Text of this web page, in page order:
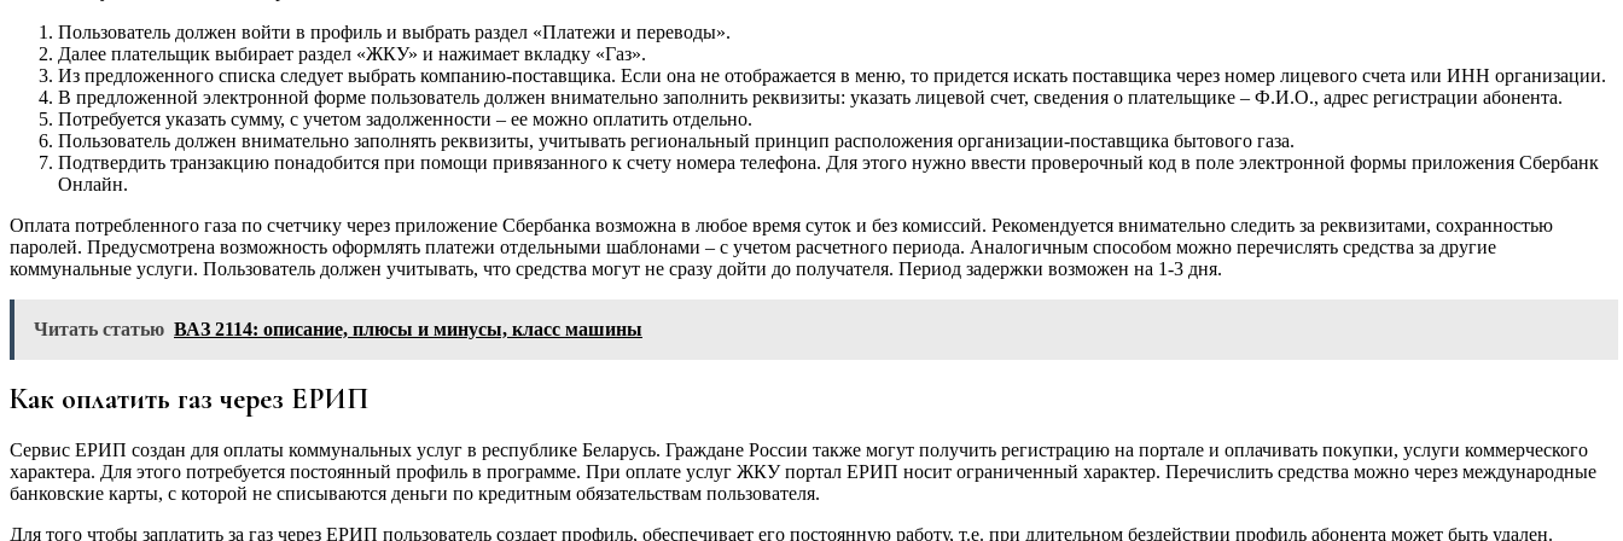
Пользователь должен войти в профиль и выбрать раздел «Платежи и переводы».
Далее плательщик выбирает раздел «ЖКУ» и нажимает вкладку «Газ».
Из предложенного списка следует выбрать компанию-поставщика. Если она не отображается в меню, то придется искать поставщика через номер лицевого счета или ИНН организации.
В предложенной электронной форме пользователь должен внимательно заполнить реквизиты: указать лицевой счет, сведения о плательщике – Ф.И.О., адрес регистрации абонента.
Потребуется указать сумму, с учетом задолженности – ее можно оплатить отдельно.
Пользователь должен внимательно заполнять реквизиты, учитывать региональный принцип расположения организации-поставщика бытового газа.
Подтвердить транзакцию понадобится при помощи привязанного к счету номера телефона. Для этого нужно ввести проверочный код в поле электронной формы приложения Сбербанк
Онлайн.
Оплата потребленного газа по счетчику через приложение Сбербанка возможна в любое время суток и без комиссий. Рекомендуется внимательно следить за реквизитами, сохранностью
паролей. Предусмотрена возможность оформлять платежи отдельными шаблонами – с учетом расчетного периода. Аналогичным способом можно перечислять средства за другие
коммунальные услуги. Пользователь должен учитывать, что средства могут не сразу дойти до получателя. Период задержки возможен на 1-3 дня.
Читать статью ВАЗ 2114: описание, плюсы и минусы, класс машины
Как оплатить газ через ЕРИП
Сервис ЕРИП создан для оплаты коммунальных услуг в республике Беларусь. Граждане России также могут получить регистрацию на портале и оплачивать покупки, услуги коммерческого
характера. Для этого потребуется постоянный профиль в программе. При оплате услуг ЖКУ портал ЕРИП носит ограниченный характер. Перечислить средства можно через международные
банковские карты, с которой не списываются деньги по кредитным обязательствам пользователя.
Для того чтобы заплатить за газ через ЕРИП пользователь создает профиль, обеспечивает его постоянную работу, т.е. при длительном бездействии профиль абонента может быть удален.